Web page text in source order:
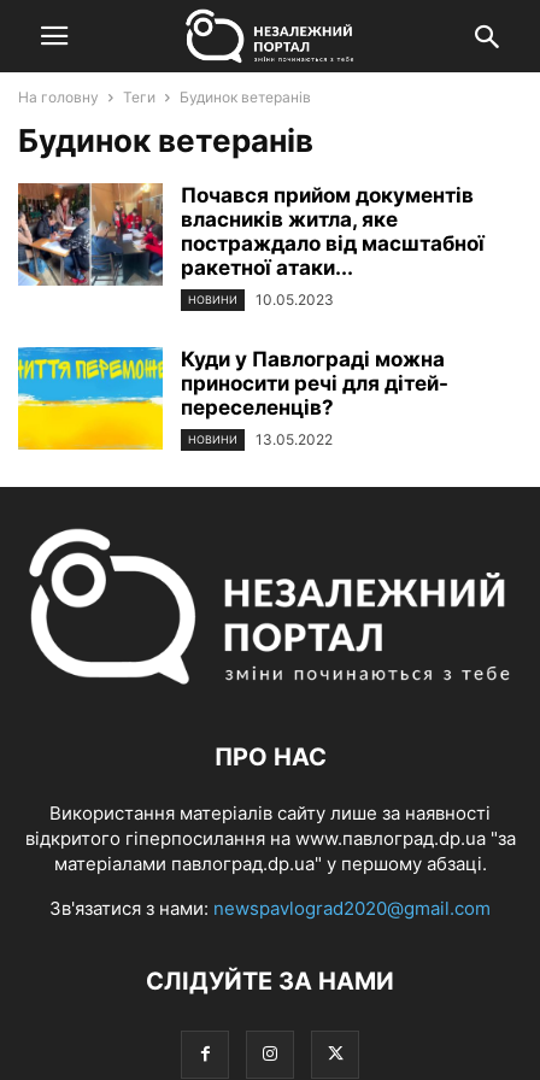
На головну Теги Будинок ветеранів
Будинок ветеранів
Почався прийом документів
власників житла, яке
постраждало від масштабної
ракетної атаки...
НОВИНИ 10.05.2023
Куди у Павлограді можна
приносити речі для дітей-
переселенців?
НОВИНИ 13.05.2022
ПРО НАС
Використання матеріалів сайту лише за наявності
відкритого гіперпосилання на www.павлоград.dp.ua "за
матеріалами павлоград.dp.ua" у першому абзаці.
Зв'язатися з нами: newspavlograd2020@gmail.com
СЛІДУЙТЕ ЗА НАМИ